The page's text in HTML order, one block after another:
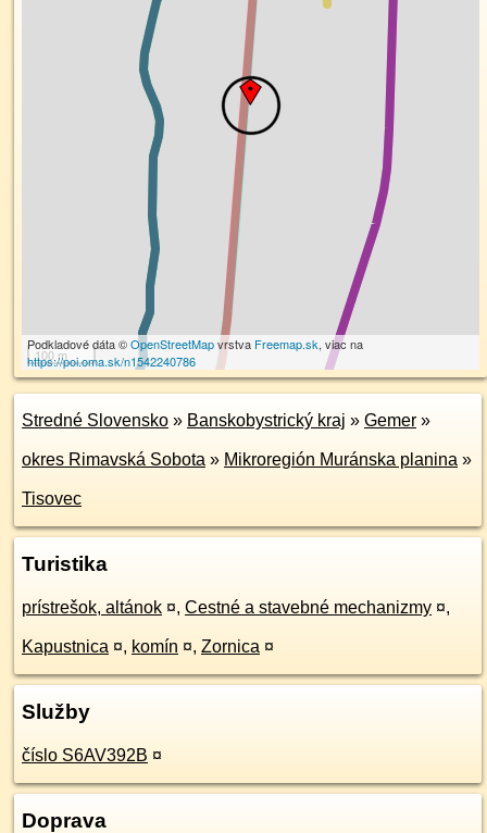
100 m
Podkladové dáta ©OpenStreetMapvrstva Freemap.sk, viac na
https://poi.oma.sk/n1542240786
Stredné Slovensko » Banskobystrický kraj » Gemer »
okres Rimavská Sobota » Mikroregión Muránska planina »
Tisovec
Turistika
prístrešok, altánok ¤, Cestné a stavebné mechanizmy ¤,
Kapustnica ¤, komín ¤, Zornica ¤
Služby
číslo S6AV392B ¤
Doprava